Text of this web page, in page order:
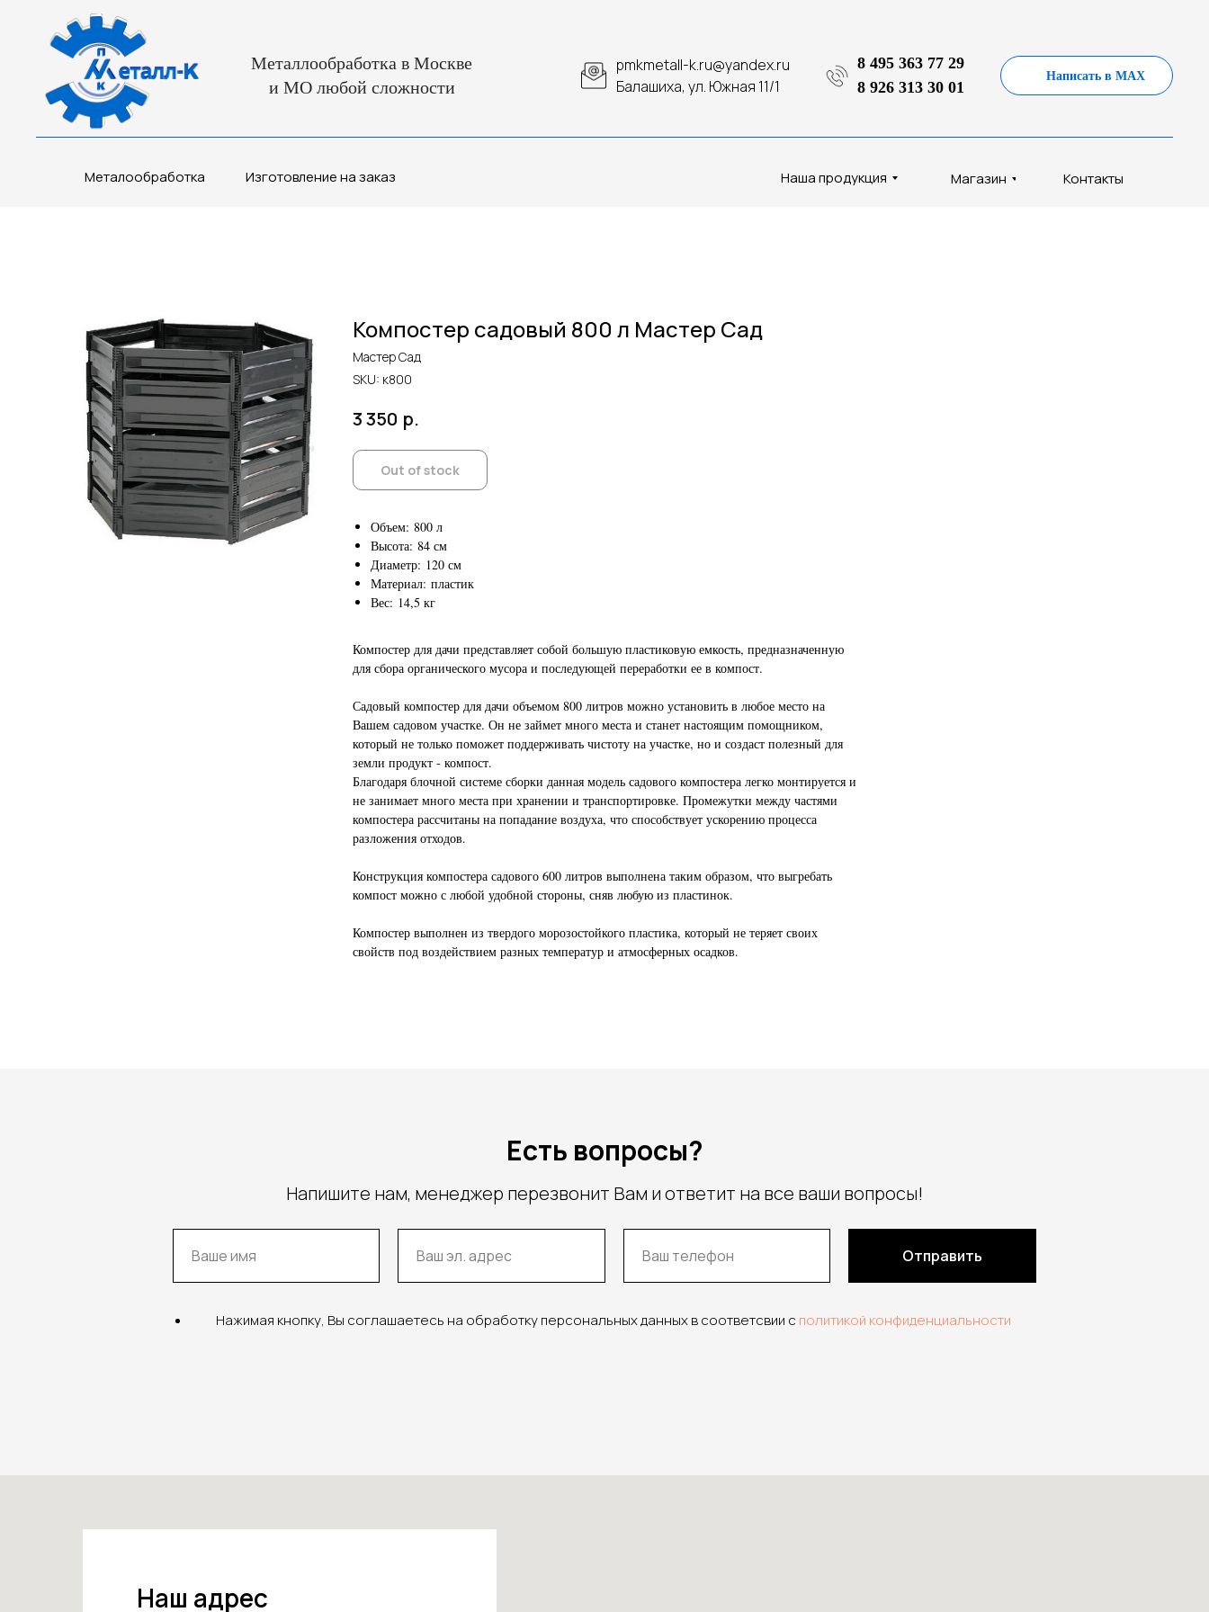
Металлообработка в Москве
и МО любой сложности
pmkmetall-k.ru@yandex.ru
Балашиха, ул. Южная 11/1
8 495 363 77 29
8 926 313 30 01
Написать в MAX
Изготовление на заказ Наша продукция Контакты
Магазин
Металообработка
Компостер садовый 800 л Мастер Сад
Мастер Сад
SKU: к800
3 350 р.
Out of stock
Объем: 800 л
Высота: 84 см
Диаметр: 120 см
Материал: пластик
Вес: 14,5 кг
Компостер для дачи представляет собой большую пластиковую емкость, предназначенную
для сбора органического мусора и последующей переработки ее в компост.
Садовый компостер для дачи объемом 800 литров можно установить в любое место на
Вашем садовом участке. Он не займет много места и станет настоящим помощником,
который не только поможет поддерживать чистоту на участке, но и создаст полезный для
земли продукт - компост.
Благодаря блочной системе сборки данная модель садового компостера легко монтируется и
не занимает много места при хранении и транспортировке. Промежутки между частями
компостера рассчитаны на попадание воздуха, что способствует ускорению процесса
разложения отходов.
Конструкция компостера садового 600 литров выполнена таким образом, что выгребать
компост можно с любой удобной стороны, сняв любую из пластинок.
Компостер выполнен из твердого морозостойкого пластика, который не теряет своих
свойств под воздействием разных температур и атмосферных осадков.
Есть вопросы?
Напишите нам, менеджер перезвонит Вам и ответит на все ваши вопросы!
Отправить
Нажимая кнопку, Вы соглашаетесь на обработку персональных данных в соответсвии с политикой конфиденциальности
Наш адрес